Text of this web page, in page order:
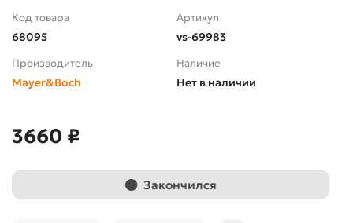
Код товара
68095
Артикул
vs-69983
Производитель
Mayer&Boch
Наличие
Нет в наличии
3660 ₽
Закончился